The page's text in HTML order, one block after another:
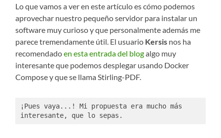
Lo que vamos a ver en este artículo es cómo podemos
aprovechar nuestro pequeño servidor para instalar un
software muy curioso y que personalmente además me
parece tremendamente útil. El usuario Kersis nos ha
recomendadoen esta entrada del blogalgo muy
interesante que podemos desplegar usando Docker
Compose y que se llama Stirling-PDF.
¡Pues vaya...! Mi propuesta era mucho más
interesante, que lo sepas.